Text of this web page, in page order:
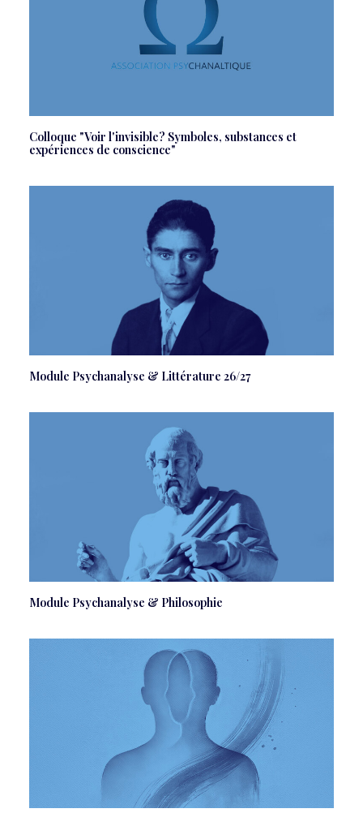
Colloque "Voir l'invisible? Symboles, substances et
expériences de conscience"
Module Psychanalyse & Littérature 26/27
Module Psychanalyse & Philosophie